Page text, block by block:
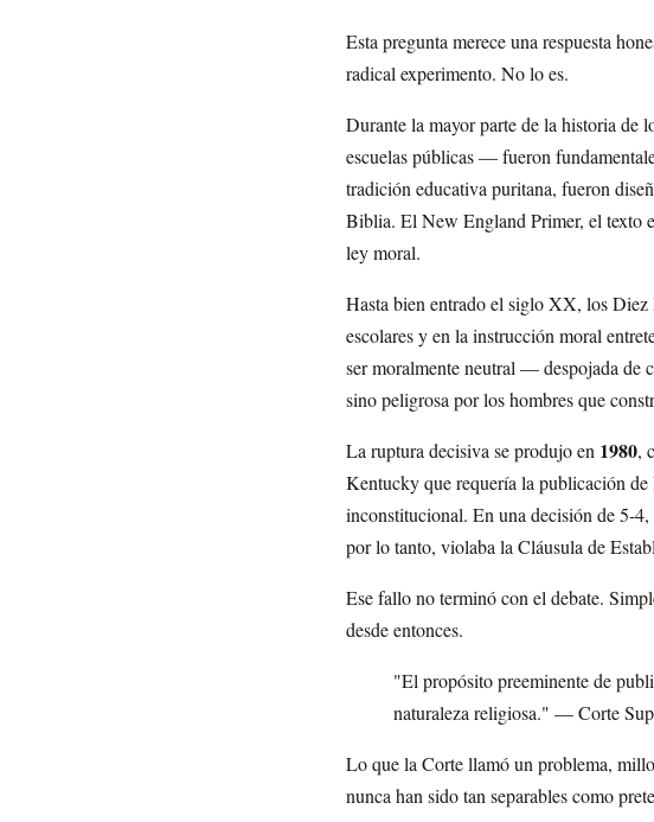
Esta pregunta merece una respuesta
radical experimento. No lo es.
Durante la mayor parte de la historia de
escuelas públicas — fueron
tradición educativa puritana, fueron
Biblia. El New England Primer, el texto
ley moral.
Hasta bien entrado el siglo XX, los Diez
escolares y en la instrucción moral
ser moralmente neutral — despojada de
sino peligrosa por los hombres que
La ruptura decisiva se produjo en 1980,
Kentucky que requería la publicación de
inconstitucional. En una decisión de 5-
por lo tanto, violaba la Cláusula de
Ese fallo no terminó con el debate.
desde entonces.
"El propósito preeminente de
naturaleza religiosa." — Corte
Lo que la Corte llamó un problema,
nunca han sido tan separables como